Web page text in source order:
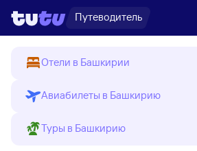
Путеводитель
Отели в Башкирии
Авиабилеты в Башкирию
Туры в Башкирию